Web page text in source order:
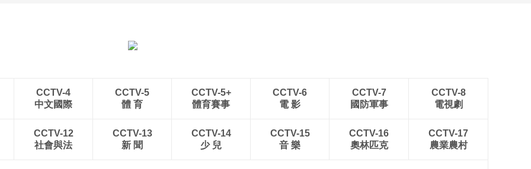
CCTV-4
中文國際
CCTV-5
體 育
CCTV-5+
體育賽事
CCTV-6
電 影
CCTV-7
國防軍事
CCTV-8
電視劇
CCTV-12
社會與法
CCTV-13
新 聞
CCTV-14
少 兒
CCTV-15
音 樂
CCTV-16
奧林匹克
CCTV-17
農業農村